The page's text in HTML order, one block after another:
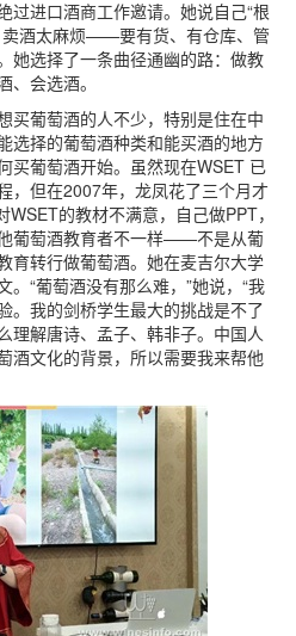
进口酒商工作邀请。她说自己“根
卖酒太麻烦——要有货、有仓库、管
她选择了一条曲径通幽的路：做教
会选酒。
葡萄酒的人不少，特别是住在中
选择的葡萄酒种类和能买酒的地方
买葡萄酒开始。虽然现在WSET 已
，但在2007年，龙凤花了三个月才
的教材不满意，自己做PPT，
葡萄酒教育者不一样——不是从葡
育转行做葡萄酒。她在麦吉尔大学
“葡萄酒没有那么难，”她说，“我
。我的剑桥学生最大的挑战是不了
理解唐诗、孟子、韩非子。中国人
文化的背景，所以需要我来帮他